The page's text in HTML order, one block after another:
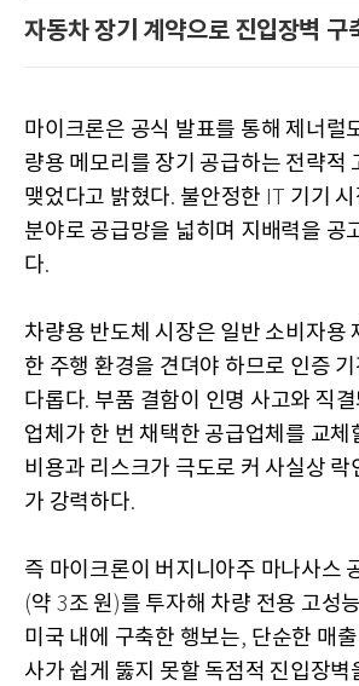
자동차 장기 계약으로 진입장벽 구
마이크론은 공식 발표를 통해 제너럴
량용 메모리를 장기 공급하는 전략적
맺었다고 밝혔다. 불안정한 IT 기기
분야로 공급망을 넓히며 지배력을 공
다.
차량용 반도체 시장은 일반 소비자용
한 주행 환경을 견뎌야 하므로 인증
다롭다. 부품 결함이 인명 사고와 직
업체가 한 번 채택한 공급업체를 교체
비용과 리스크가 극도로 커 사실상 락
가 강력하다.
즉 마이크론이 버지니아주 마나사스
(약 3조 원 )를 투자해 차량 전용 고성
미국 내에 구축한 행보는, 단순한 매
사가 쉽게 뚫지 못할 독점적 진입장벽